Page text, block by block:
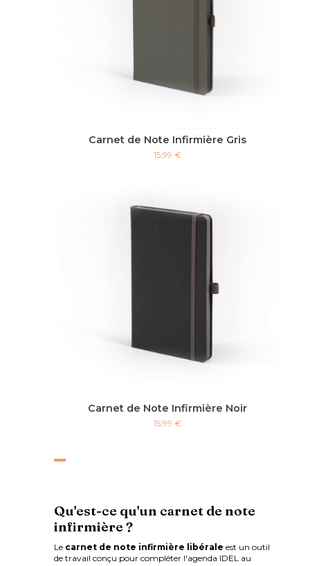
Carnet de Note Infirmière Gris
15,99 €
Carnet de Note Infirmière Noir
15,99 €
Qu'est-ce qu'un carnet de note
infirmière ?
Le carnet de note infirmière libérale est un outil
de travail conçu pour compléter l'agenda IDEL au